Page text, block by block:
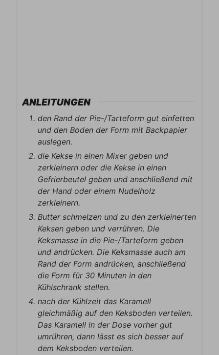
ANLEITUNGEN
den Rand der Pie-/Tarteform gut einfetten
und den Boden der Form mit Backpapier
auslegen.
die Kekse in einen Mixer geben und
zerkleinern oder die Kekse in einen
Gefrierbeutel geben und anschließend mit
der Hand oder einem Nudelholz
zerkleinern.
Butter schmelzen und zu den zerkleinerten
Keksen geben und verrühren. Die
Keksmasse in die Pie-/Tarteform geben
und andrücken. Die Keksmasse auch am
Rand der Form andrücken, anschließend
die Form für 30 Minuten in den
Kühlschrank stellen.
nach der Kühlzeit das Karamell
gleichmäßig auf den Keksboden verteilen.
Das Karamell in der Dose vorher gut
umrühren, dann lässt es sich besser auf
dem Keksboden verteilen.